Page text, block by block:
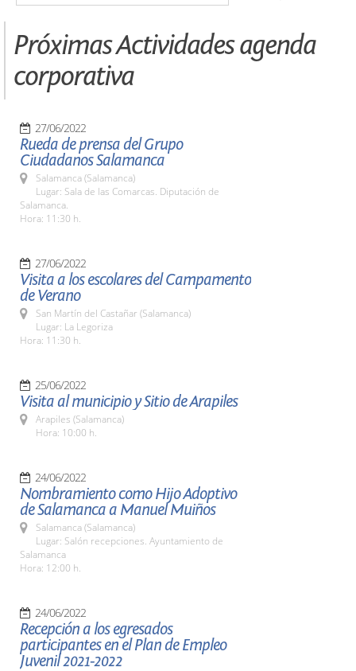
Próximas Actividades agenda
corporativa
27/06/2022
Rueda de prensa del Grupo
Ciudadanos Salamanca
Salamanca (Salamanca)
Lugar: Sala de las Comarcas. Diputación de
Salamanca.
Hora: 11:30 h.
27/06/2022
Visita a los escolares del Campamento
de Verano
San Martín del Castañar (Salamanca)
Lugar: La Legoriza
Hora: 11:30 h.
25/06/2022
Visita al municipio y Sitio de Arapiles
Arapiles (Salamanca)
Hora: 10:00 h.
24/06/2022
Nombramiento como Hijo Adoptivo
de Salamanca a Manuel Muiños
Salamanca (Salamanca)
Lugar: Salón recepciones. Ayuntamiento de
Salamanca
Hora: 12:00 h.
24/06/2022
Recepción a los egresados
participantes en el Plan de Empleo
Juvenil 2021-2022